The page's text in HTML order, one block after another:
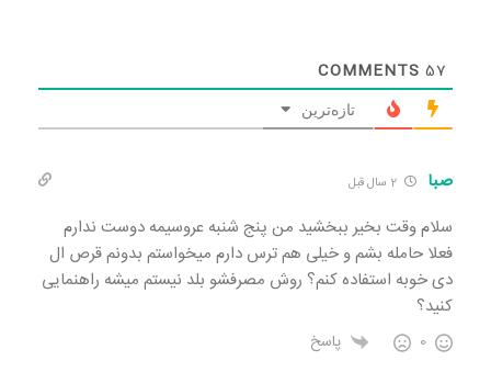
57
COMMENTS
تازه‌ترین
صبا
سلام وقت بخیر ببخشید من پنج شنبه عروسیمه دوست ندارم
فعلا حامله بشم و خیلی هم ترس دارم میخواستم بدونم قرص ال
دی خوبه استفاده کنم؟ روش مصرفشو بلد نیستم میشه راهنمایی
کنید؟
0 پاسخ